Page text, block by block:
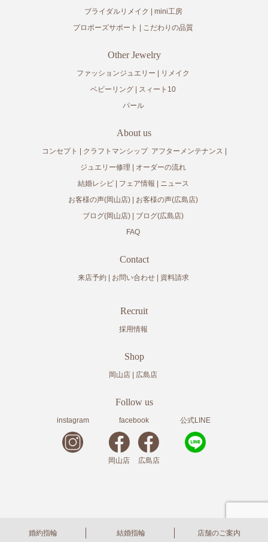
婚約指輪 結婚指輪 店舗のご案内
ブライダルリメイク
mini工房
プロポーズサポート
こだわりの品質
Other Jewelry
ファッションジュエリー
リメイク
ベビーリング
スィート10
パール
About us
コンセプト クラフトマンシップ アフターメンテナンス
ジュエリー修理
オーダーの流れ
結婚レシピ
フェア情報
ニュース
お客様の声(岡山店)
お客様の声(広島店)
ブログ(岡山店)
ブログ(広島店)
FAQ
Contact
来店予約 お問い合わせ 資料請求
Recruit
採用情報
Shop
岡山店 広島店
Follow us
instagram facebook
岡山店 広島店
公式LINE
copyright© 2020 岡山・広島の結婚指輪・婚約指輪の株式会社アドバンスクリエイト
All Rights
Reserved.